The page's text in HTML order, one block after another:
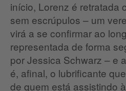
início, Lorenz é retratada
sem escrúpulos – um
virá a se confirmar ao
representada de forma
por Jessica Schwarz – e
é, afinal, o lubrificante
de quem está assistindo